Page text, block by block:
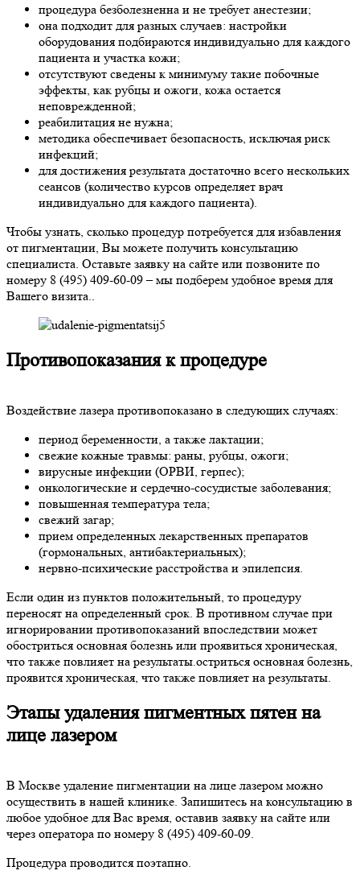
процедура безболезненна и не требует анестезии;
она подходит для разных случаев: настройки
оборудования подбираются индивидуально для каждого
пациента и участка кожи;
отсутствуют сведены к минимуму такие побочные
эффекты, как рубцы и ожоги, кожа остается
неповрежденной;
реабилитация не нужна;
методика обеспечивает безопасность, исключая риск
инфекций;
для достижения результата достаточно всего нескольких
сеансов (количество курсов определяет врач
индивидуально для каждого пациента).
Чтобы узнать, сколько процедур потребуется для избавления
от пигментации, Вы можете получить консультацию
специалиста. Оставьте заявку на сайте или позвоните по
номеру 8 (495) 409-60-09 – мы подберем удобное время для
Вашего визита..
Противопоказания к процедуре
Воздействие лазера противопоказано в следующих случаях:
период беременности, а также лактации;
свежие кожные травмы: раны, рубцы, ожоги;
вирусные инфекции (ОРВИ, герпес);
онкологические и сердечно-сосудистые заболевания;
повышенная температура тела;
свежий загар;
прием определенных лекарственных препаратов
(гормональных, антибактериальных);
нервно-психические расстройства и эпилепсия.
Если один из пунктов положительный, то процедуру
переносят на определенный срок. В противном случае при
игнорировании противопоказаний впоследствии может
обостриться основная болезнь или проявиться хроническая,
что также повлияет на результаты.остриться основная болезнь,
проявится хроническая, что также повлияет на результаты.
Этапы удаления пигментных пятен на
лице лазером
В Москве удаление пигментации на лице лазером можно
осуществить в нашей клинике. Запишитесь на консультацию в
любое удобное для Вас время, оставив заявку на сайте или
через оператора по номеру 8 (495) 409-60-09.
Процедура проводится поэтапно.